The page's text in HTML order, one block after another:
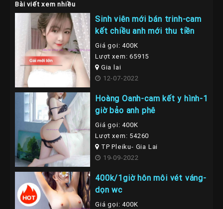
Bài viết xem nhiều
Sinh viên mới bán trinh-cam
kết chiều anh mới thu tiền
Giá gọi: 400K
Lượt xem: 65915
Gia lai
12-07-2022
Hoàng Oanh-cam kết y hình-1
giờ bảo anh phê
Giá gọi: 400K
Lượt xem: 54260
TP Pleiku- Gia Lai
19-09-2022
400k/1giờ hôn môi vét váng-
dọn wc
Giá gọi: 400K